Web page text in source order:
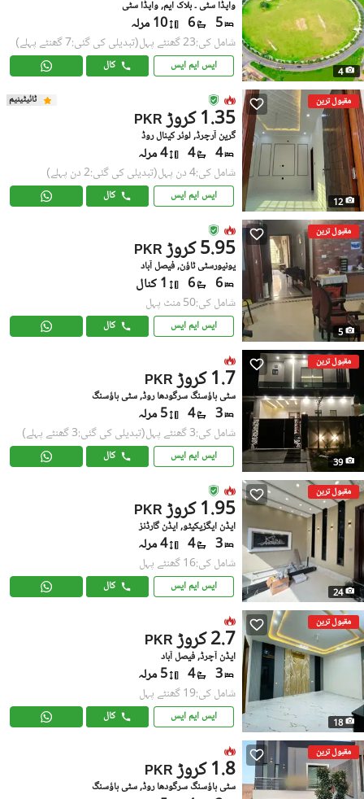
4
واپڈا سٹی ۔ بلاک ایم, واپڈا سٹی
5
6 10 مرلہ
شامل کی:23 گھنٹے پہل (تبدیلی کی گئی:7 گھنٹے پہلے)
ایس ایم ایس کال
مقبول ترین
12
ٹائیٹینیم
PKR 1.35 کروڑ
گرین آرچرڈ, لوئر کینال روڈ
4
4 4 مرلہ
شامل کی:4 دن پہل (تبدیلی کی گئی:2 دن پہلے)
ایس ایم ایس کال
مقبول ترین
5
PKR 5.95 کروڑ
یونیورسٹی ٹاؤن, فیصل آباد
6
6 1 کنال
شامل کی:50 منٹ پہل
ایس ایم ایس کال
مقبول ترین
39
PKR 1.7 کروڑ
سٹی ہاؤسنگ سرگودھا روڈ, سٹی ہاؤسنگ
3
4 5 مرلہ
شامل کی:3 گھنٹے پہل (تبدیلی کی گئی:3 گھنٹے پہلے)
ایس ایم ایس کال
مقبول ترین
24
PKR 1.95 کروڑ
ایڈن ایگزیکیٹو, ایڈن گارڈنز
3
4 4 مرلہ
شامل کی:16 گھنٹے پہل
ایس ایم ایس کال
مقبول ترین
18
PKR 2.7 کروڑ
ایڈن آچرڈ, فیصل آباد
3
4 5 مرلہ
شامل کی:19 گھنٹے پہل
ایس ایم ایس کال
مقبول ترین
PKR 1.8 کروڑ
سٹی ہاؤسنگ سرگودھا روڈ, سٹی ہاؤسنگ